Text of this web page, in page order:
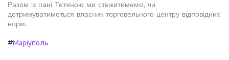
Разом із пані Тетяною ми стежитимемо, чи
дотримуватиметься власник торговельного центру відповідних
норм.
#Маріуполь